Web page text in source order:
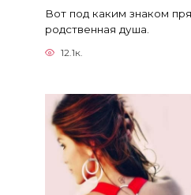
Вот под каким знаком
родственная душа.
12.1к.